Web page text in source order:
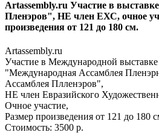
Artassembly.ru Участие в
Пленэров", ​НЕ член ЕХС, очное
произведения от 121 до 180 см.
Artassembly.ru
Участие в Международной выставке
"Международная Ассамблея
Ассамблея Плленэров", ​
НЕ член Евразийского
Очное участие,
Размер произведения от 121 до 180
Стоимость: 3500 р.